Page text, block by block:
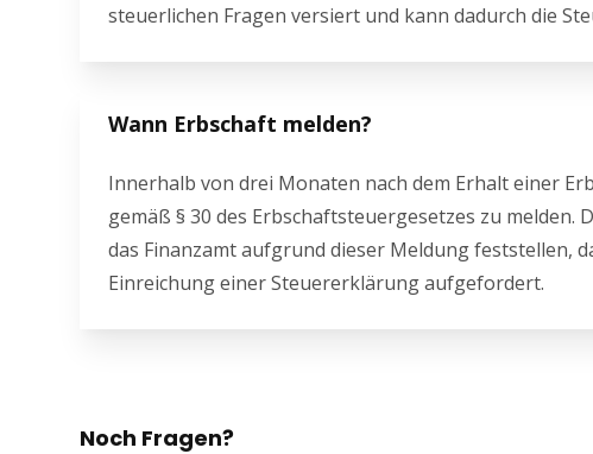
steuerlichen Fragen versiert und kann dadurch die
Wann Erbschaft melden?
Innerhalb von drei Monaten nach dem Erhalt einer
gemäß § 30 des Erbschaftsteuergesetzes zu
das Finanzamt aufgrund dieser Meldung feststellen,
Einreichung einer Steuererklärung aufgefordert.
Noch Fragen?